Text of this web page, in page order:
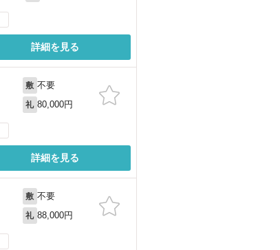
詳細を見る
敷 不要
礼 80,000円
詳細を見る
敷 不要
礼 88,000円